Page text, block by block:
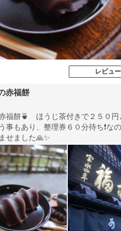
レビュ
赤福餅
福餅🍵 ほうじ茶付きで２５０円
もあり、整理券６０分待ち❗な
せました🙏✨